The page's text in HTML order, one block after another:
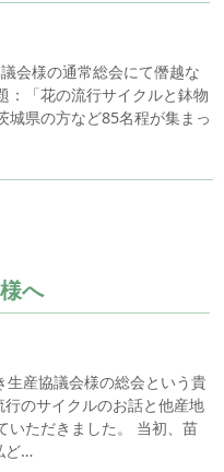
会様の通常総会にて僭越な
：「花の流行サイクルと鉢物
城県の方など85名程が集まっ
へ
産協議会様の総会という貴
のサイクルのお話と他産地
いただきました。 当初、苗
ど…